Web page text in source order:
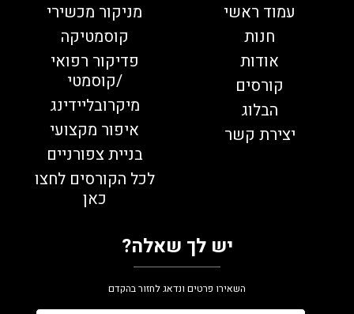
עמוד ראשי
חנות
אודות
קורסים
הבלוג
יצירת קשר
מניקור מכשירי
קוסמטיקה
פדיקור רפואי
/קוסמטי
מיקרובליידינג
איפור מקצועי
בניית צפורניים
לכל הקורסים לחצו
כאן
יש לך שאלה?
השאירו פרטים ונדאג לחזור בהקדם